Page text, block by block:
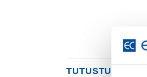
TUTUSTU MYÖS